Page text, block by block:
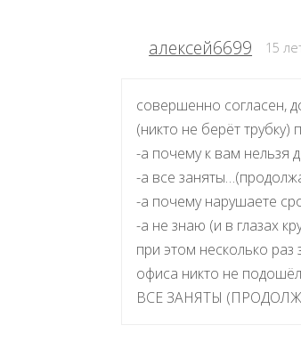
алексей6699 15
совершенно согласен,
(никто не берёт
-а почему к вам нельзя
-а все
-а почему нарушаете
-а не знаю (и в глазах
при этом несколько
офиса никто не
ВСЕ ЗАНЯТЫ